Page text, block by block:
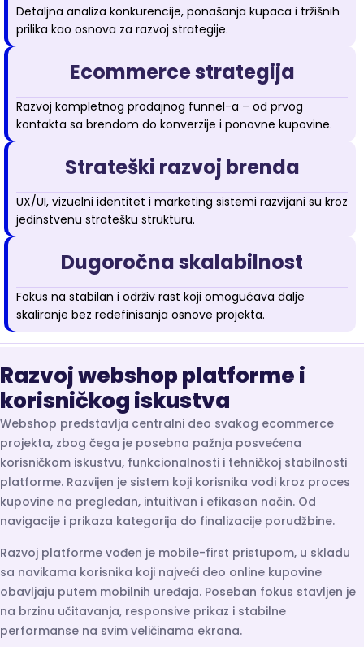
Detaljna analiza konkurencije, ponašanja kupaca i tržišnih
prilika kao osnova za razvoj strategije.
Ecommerce strategija
Razvoj kompletnog prodajnog funnel-a – od prvog
kontakta sa brendom do konverzije i ponovne kupovine.
Strateški razvoj brenda
UX/UI, vizuelni identitet i marketing sistemi razvijani su kroz
jedinstvenu stratešku strukturu.
Dugoročna skalabilnost
Fokus na stabilan i održiv rast koji omogućava dalje
skaliranje bez redefinisanja osnove projekta.
Razvoj webshop platforme i
korisničkog iskustva
Webshop predstavlja centralni deo svakog ecommerce
projekta, zbog čega je posebna pažnja posvećena
korisničkom iskustvu, funkcionalnosti i tehničkoj stabilnosti
platforme. Razvijen je sistem koji korisnika vodi kroz proces
kupovine na pregledan, intuitivan i efikasan način. Od
navigacije i prikaza kategorija do finalizacije porudžbine.
Razvoj platforme vođen je mobile-first pristupom, u skladu
sa navikama korisnika koji najveći deo online kupovine
obavljaju putem mobilnih uređaja. Poseban fokus stavljen je
na brzinu učitavanja, responsive prikaz i stabilne
performanse na svim veličinama ekrana.